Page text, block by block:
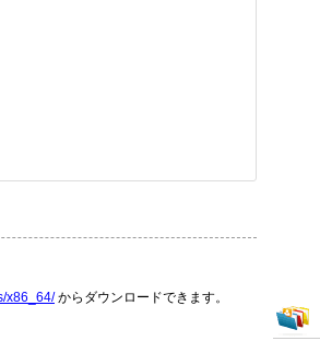
x86_64/からダウンロードできます。